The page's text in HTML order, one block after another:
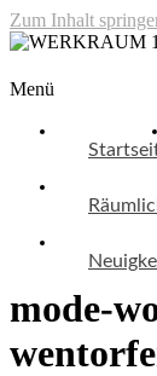
Zum Inhalt
WERKRAUM
Menü
mode-